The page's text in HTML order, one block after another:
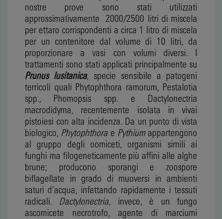
nostre prove sono stati utilizzati
approssimativamente 2000/2500 litri di miscela
per ettaro corrispondenti a circa 1 litro di miscela
per un contenitore dal volume di 10 litri, da
proporzionare a vasi con volumi diversi. I
trattamenti sono stati applicati principalmente su
Prunus lusitanica, specie sensibile a patogeni
terricoli quali Phytophthora ramorum, Pestalotia
spp., Phomopsis spp. e Dactylonectria
macrodidyma, recentemente isolata in vivai
pistoiesi con alta incidenza. Da un punto di vista
biologico, Phytophthora e Pythiumappartengono
al gruppo degli oomiceti, organismi simili ai
funghi ma filogeneticamente più affini alle alghe
brune; producono sporangi e zoospore
biflagellate in grado di muoversi in ambienti
saturi d’acqua, infettando rapidamente i tessuti
radicali. Dactylonectria, invece, è un fungo
ascomicete necrotrofo, agente di marciumi